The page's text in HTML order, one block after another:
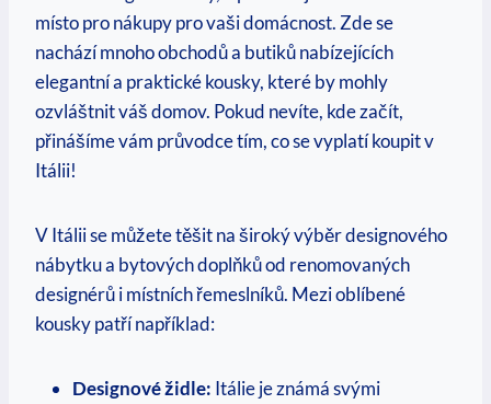
místo pro nákupy pro vaši domácnost. Zde se
nachází mnoho obchodů a butiků nabízejících
elegantní a praktické kousky, které by mohly
ozvláštnit váš domov. Pokud nevíte, kde začít,
přinášíme vám průvodce tím, co se vyplatí koupit v
Itálii!
V Itálii se můžete těšit na široký výběr designového
nábytku a bytových doplňků od renomovaných
designérů i místních řemeslníků. Mezi oblíbené
kousky patří například:
Designové židle: Itálie je známá svými